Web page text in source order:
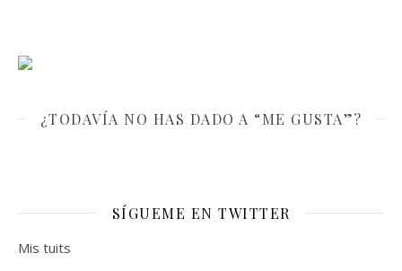
¿TODAVÍA NO HAS DADO A “ME GUSTA”?
SÍGUEME EN TWITTER
Mis tuits